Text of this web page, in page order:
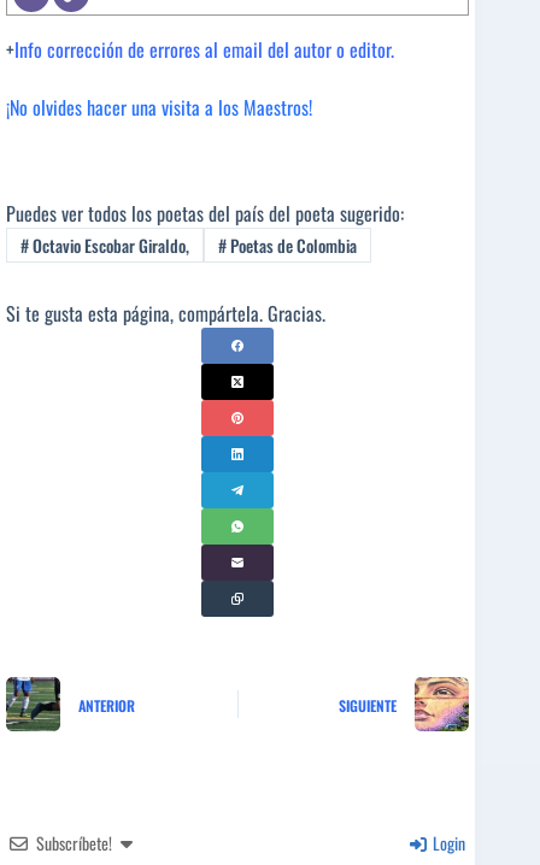
+Info corrección de errores al email del autor o editor.
¡No olvides hacer una visita a los Maestros!
Puedes ver todos los poetas del país del poeta sugerido:
#Octavio Escobar Giraldo, #Poetas de Colombia
Si te gusta esta página, compártela. Gracias.
ANTERIOR SIGUIENTE
Subscríbete! Login